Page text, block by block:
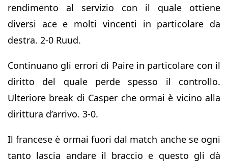
rendimento al servizio con il quale ottiene
diversi ace e molti vincenti in particolare da
destra. 2-0 Ruud.
Continuano gli errori di Paire in particolare con il
diritto del quale perde spesso il controllo.
Ulteriore break di Casper che ormai è vicino alla
dirittura d’arrivo. 3-0.
Il francese è ormai fuori dal match anche se ogni
tanto lascia andare il braccio e questo gli dà